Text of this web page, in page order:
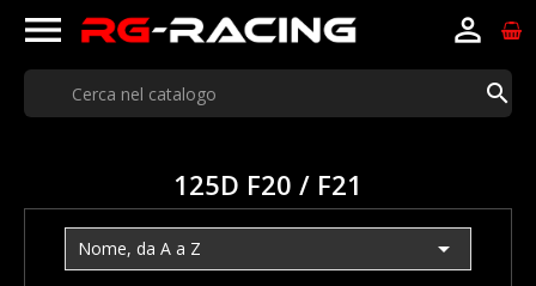
 

125D F20 / F21
Nome, da A a Z 